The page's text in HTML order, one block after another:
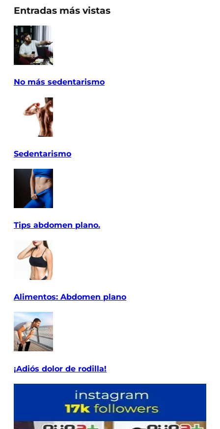
Entradas más vistas
No más sedentarismo
Sedentarismo
Tips abdomen plano.
Alimentos: Abdomen plano
¡Adiós dolor de rodilla!